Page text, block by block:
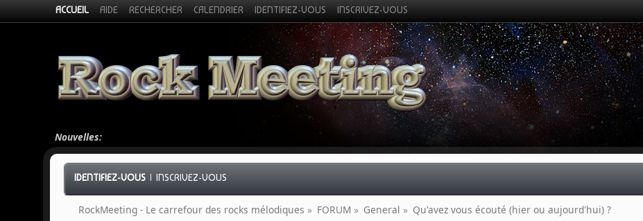
ACCUEIL AIDE RECHERCHER CALENDRIER IDENTIFIEZ-VOUS INSCRIVEZ-VOUS
Nouvelles:
IDENTIFIEZ-VOUS |INSCRIVEZ-VOUS
RockMeeting - Le carrefour des rocks mélodiques » FORUM » General » Qu'avez vous écouté (hier ou aujourd'hui) ?